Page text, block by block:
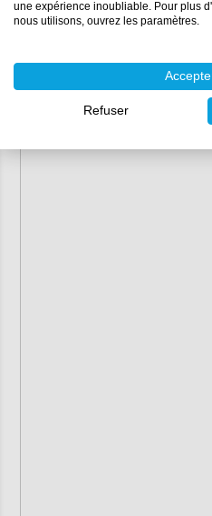
une expérience inoubliable. Pour plus
nous utilisons, ouvrez les paramètres.
Refuser